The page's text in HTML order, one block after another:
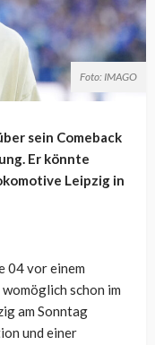
Foto: IMAGO
sein Comeback
Er könnte
Leipzig in
04 vor einem
schon im
am Sonntag
und einer